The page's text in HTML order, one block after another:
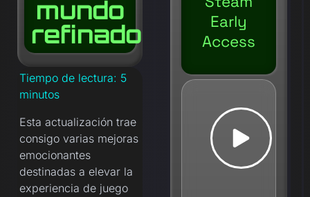
mundo
refinado
Tiempo de lectura: 5
minutos
Esta actualización trae
consigo varias mejoras
emocionantes
destinadas a elevar la
experiencia de juego
Early
Access